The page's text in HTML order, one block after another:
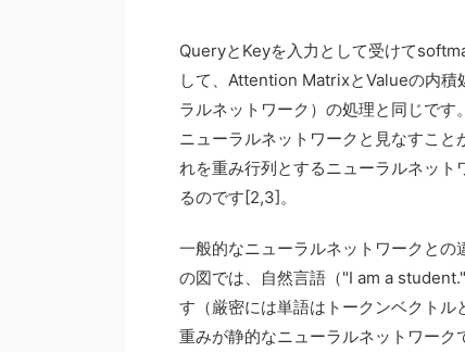
QueryとKeyを入力として受けて
して、Attention MatrixとValueの内
ラルネットワーク）の処理と同じで
ニューラルネットワークと見なすこ
れを重み行列とするニューラルネット
るのです[2,3]。
一般的なニューラルネットワークと
の図では、自然言語（"I am a
す（厳密には単語はトークンベクトル
重みが静的なニューラルネットワーク